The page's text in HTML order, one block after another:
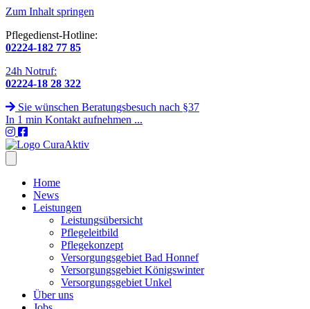
Zum Inhalt springen
Pflegedienst-Hotline:
02224-182 77 85
24h Notruf:
02224-18 28 322
Sie wünschen Beratungsbesuch nach §37
In 1 min Kontakt aufnehmen ...
Home
News
Leistungen
Leistungsübersicht
Pflegeleitbild
Pflegekonzept
Versorgungsgebiet Bad Honnef
Versorgungsgebiet Königswinter
Versorgungsgebiet Unkel
Über uns